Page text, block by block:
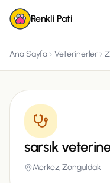
Renkli Pati
Ana Sayfa Veterinerler
sarsık
Merkez,Zonguldak